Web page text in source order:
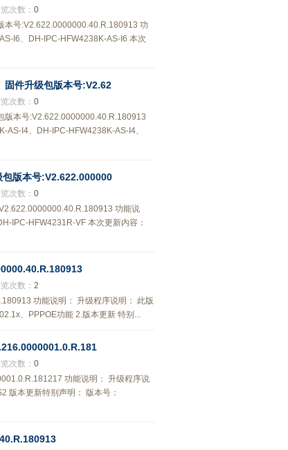
次数： 0
本号:V2.622.0000000.40.R.180913 功
I6、DH-IPC-HFW4238K-AS-I6 本次
固件升级包版本号:V2.62
次数： 0
版本号:V2.622.0000000.40.R.180913
AS-I4、DH-IPC-HFW4238K-AS-I4、
版本号:V2.622.000000
次数： 0
功能说
IPC-HFW4231R-VF 本次更新内容：
次数： 2
功能说明： 升级程序说明： 此版
、PPPOE功能 2.版本更新 特别...
次数： 0
功能说明： 升级程序说
版本更新特别声明： 版本号：